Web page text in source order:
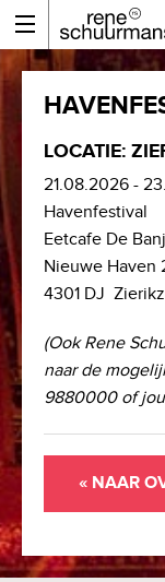
LOCATIE:
21.08.2026 -
Havenfestival
Eetcafe De
Nieuwe Haven
4301 DJ
(Ook Rene
naar de
9880000 of
« NAAR